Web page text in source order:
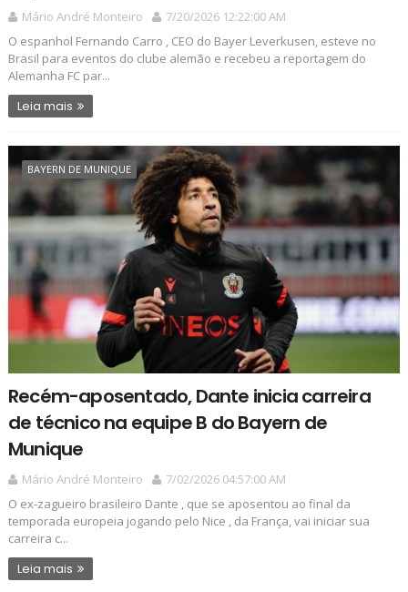
Mário André Monteiro
7/20/2026 12:22:00 AM
O espanhol Fernando Carro , CEO do Bayer Leverkusen, esteve no
Brasil para eventos do clube alemão e recebeu a reportagem do
Alemanha FC par...
Leia mais
BAYERN DE MUNIQUE
Recém-aposentado, Dante inicia carreira
de técnico na equipe B do Bayern de
Munique
Mário André Monteiro
7/02/2026 04:57:00 AM
O ex-zagueiro brasileiro Dante , que se aposentou ao final da
temporada europeia jogando pelo Nice , da França, vai iniciar sua
carreira c...
Leia mais